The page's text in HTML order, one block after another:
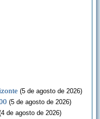
(5 de agosto de 2026)
(5 de agosto de 2026)
de agosto de 2026)